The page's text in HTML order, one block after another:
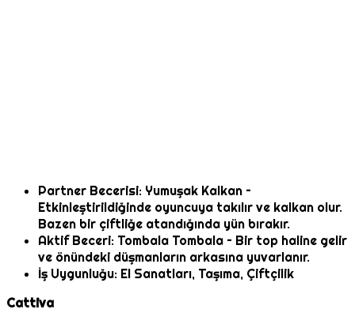
Partner Becerisi: Yumuşak Kalkan –
Etkinleştirildiğinde oyuncuya takılır ve kalkan olur.
Bazen bir çiftliğe atandığında yün bırakır.
Aktif Beceri: Tombala Tombala – Bir top haline gelir
ve önündeki düşmanların arkasına yuvarlanır.
İş Uygunluğu: El Sanatları, Taşıma, Çiftçilik
Cattiva